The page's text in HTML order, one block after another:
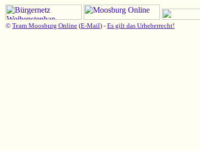
© Team Moosburg Online (E-Mail) - Es gilt das Urheberrecht!